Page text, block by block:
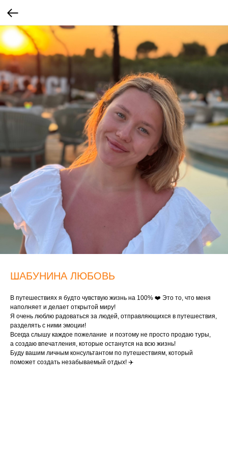
ШАБУНИНА ЛЮБОВЬ
В путешествиях я будто чувствую жизнь на 100% ❤️ Это то, что меня
наполняет и делает открытой миру!
Я очень люблю радоваться за людей, отправляющихся в путешествия,
разделять с ними эмоции!
Всегда слышу каждое пожелание и поэтому не просто продаю туры,
а создаю впечатления, которые останутся на всю жизнь!
Буду вашим личным консультантом по путешествиям, который
поможет создать незабываемый отдых! ✈️